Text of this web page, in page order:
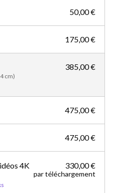
50,00 €
175,00 €
cm)
385,00 €
475,00 €
475,00 €
4K
330,00 €
par téléchargement